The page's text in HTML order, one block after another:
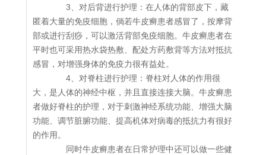
3、对后背进行护理：在人体的背部皮下，藏
匿着大量的免疫细胞，倘若牛皮癣患者感冒了，按摩背
部或进行刮痧，可以激活背部免疫细胞。牛皮癣患者在
平时也可采用热水袋热敷、配处方药敷背等方法对抵抗
感冒，对增强身体的免疫力很有益处。
4、对脊柱进行护理：脊柱对人体的作用很
大，是人体的神经中枢，并且直接连接大脑。牛皮癣患
者做好脊柱的护理，对于刺激神经系统功能、增强大脑
功能、调节脏腑功能、提高机体对病毒的抵抗力有很好
的作用。
同时牛皮癣患者在日常护理中还可以做一些健